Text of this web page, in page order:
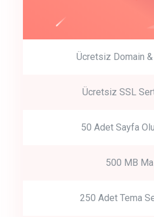
Get Started
Start by trying our service for 30 days free
Ücretsiz Domain
Ücretsiz SSL
50 Adet Sayfa
500 MB
250 Adet Tema